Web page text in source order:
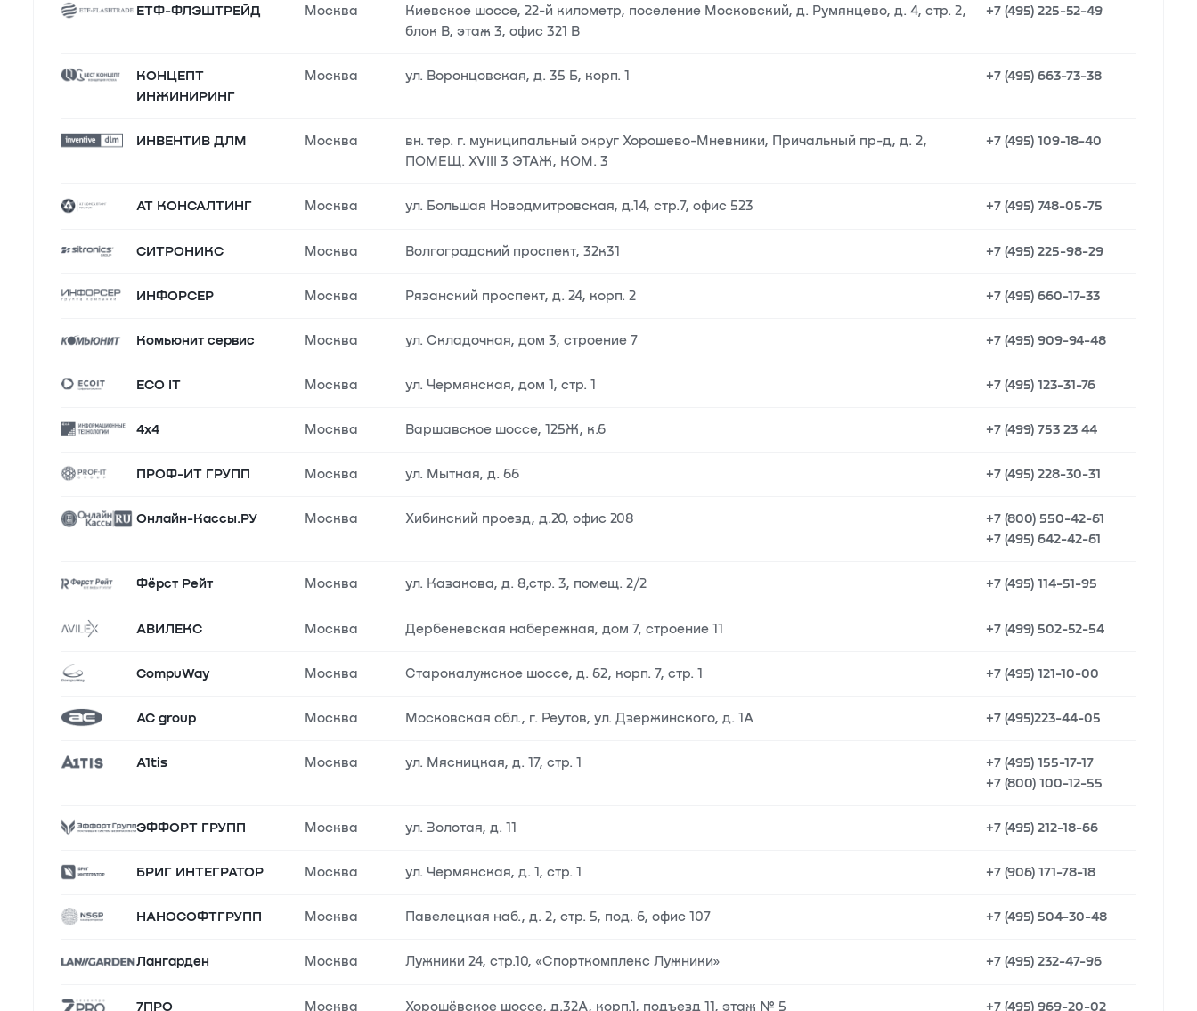
ЕТФ-ФЛЭШТРЕЙД Москва
Киевское шоссе, 22-й километр, поселение Московский, д. Румянцево, д. 4, стр. 2,
блок В, этаж 3, офис 321 В
+7 (495) 225-52-49
КОНЦЕПТ
ИНЖИНИРИНГ
Москва ул. Воронцовская, д. 35 Б, корп. 1 +7 (495) 663-73-38
ИНВЕНТИВ ДЛМ Москва
вн. тер. г. муниципальный округ Хорошево-Мневники, Причальный пр-д, д. 2,
ПОМЕЩ. XVIII 3 ЭТАЖ, КОМ. 3
+7 (495) 109-18-40
АТ КОНСАЛТИНГ Москва ул. Большая Новодмитровская, д.14, стр.7, офис 523 +7 (495) 748-05-75
СИТРОНИКС Москва Волгоградский проспект, 32к31 +7 (495) 225-98-29
ИНФОРСЕР Москва Рязанский проспект, д. 24, корп. 2 +7 (495) 660-17-33
Комьюнит сервис Москва ул. Складочная, дом 3, строение 7 +7 (495) 909-94-48
ECO IT Москва ул. Чермянская, дом 1, стр. 1 +7 (495) 123-31-76
4х4 Москва Варшавское шоссе, 125Ж, к.6 +7 (499) 753 23 44
ПРОФ-ИТ ГРУПП Москва ул. Мытная, д. 66 +7 (495) 228-30-31
Онлайн-Кассы.РУ Москва Хибинский проезд, д.20, офис 208
+7 (800) 550-42-61
+7 (495) 642-42-61
Фёрст Рейт Москва ул. Казакова, д. 8,стр. 3, помещ. 2/2 +7 (495) 114-51-95
АВИЛЕКС Москва Дербеневская набережная, дом 7, строение 11 +7 (499) 502-52-54
CompuWay Москва Старокалужское шоссе, д. 62, корп. 7, стр. 1 +7 (495) 121-10-00
AC group Москва Московская обл., г. Реутов, ул. Дзержинского, д. 1А +7 (495)223-44-05
A1tis Москва ул. Мясницкая, д. 17, стр. 1
+7 (495) 155-17-17
+7 (800) 100-12-55
ЭФФОРТ ГРУПП Москва ул. Золотая, д. 11 +7 (495) 212-18-66
БРИГ ИНТЕГРАТОР Москва ул. Чермянская, д. 1, стр. 1 +7 (906) 171-78-18
НАНОСОФТГРУПП Москва Павелецкая наб., д. 2, стр. 5, под. 6, офис 107 +7 (495) 504-30-48
Лангарден Москва Лужники 24, стр.10, «Спорткомплекс Лужники» +7 (495) 232-47-96
7ПРО Москва Хорошёвское шоссе, д.32А, корп.1, подъезд 11, этаж № 5 +7 (495) 969-20-02